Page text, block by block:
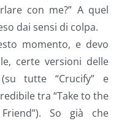
con me?” A quel
dai sensi di colpa.
momento, e devo
certe versioni delle
tutte “Crucify” e
tra “Take to the
So già che